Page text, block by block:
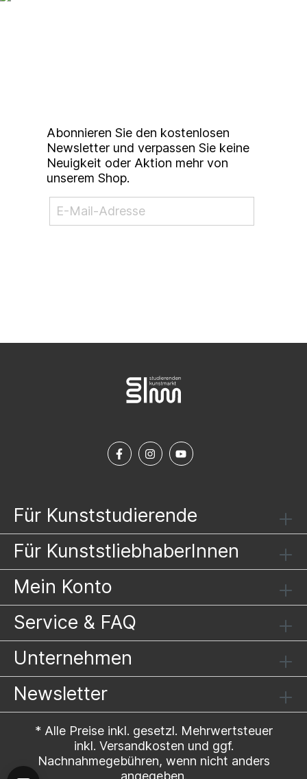
Abonnieren Sie den kostenlosen
Newsletter und verpassen Sie keine
Neuigkeit oder Aktion mehr von
unserem Shop.
Für Kunststudierende
Für KunststliebhaberInnen
Mein Konto
Service & FAQ
Unternehmen
Newsletter
* Alle Preise inkl. gesetzl. Mehrwertsteuer
inkl. Versandkosten und ggf.
Nachnahmegebühren, wenn nicht anders
angegeben.